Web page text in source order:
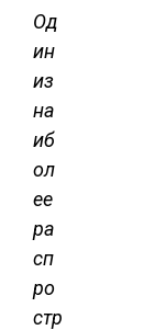
Од
ин
из
на
иб
ол
ее
ра
сп
ро
стр